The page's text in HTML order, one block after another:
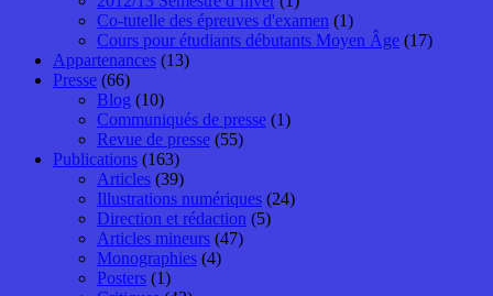
Co-tutelle des épreuves d'examen (1)
Cours pour étudiants débutants Moyen Âge (17)
Appartenances (13)
Presse (66)
Blog (10)
Communiqués de presse (1)
Revue de presse (55)
Publications (163)
Articles (39)
Illustrations numériques (24)
Direction et rédaction (5)
Articles mineurs (47)
Monographies (4)
Posters (1)